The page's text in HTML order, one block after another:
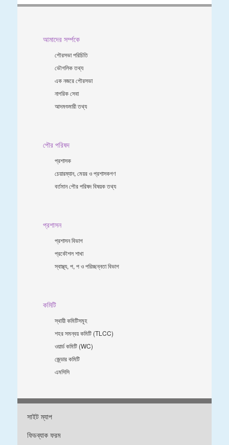
আমাদের সর্ম্পকে
পৌরসভা পরিচিতি
ভৌগলিক তথ্য
এক নজরে পৌরসভা
নাগরিক সেবা
আদমশুমারী তথ্য
পৌর পরিষদ
প্রশাসক
চেয়ারম্যান, মেয়র ও প্রশাসকগণ
বর্তমান পৌর পরিষদ বিষয়ক তথ্য
প্রশাসন
প্রশাসন বিভাগ
প্রকৌশল শাখা
স্বাস্থ্য, প, প ও পরিচ্ছন্নতা ‍বিভাগ
কমিটি
স্থায়ী কমিটিসমূহ
শহর সমন্বয় কমিটি (TLCC)
ওয়ার্ড কমিটি (WC)
জে্ন্ডার কমিটি
এমসিসি
সাইট ম্যাপ
ফিডব্যাক ফরম